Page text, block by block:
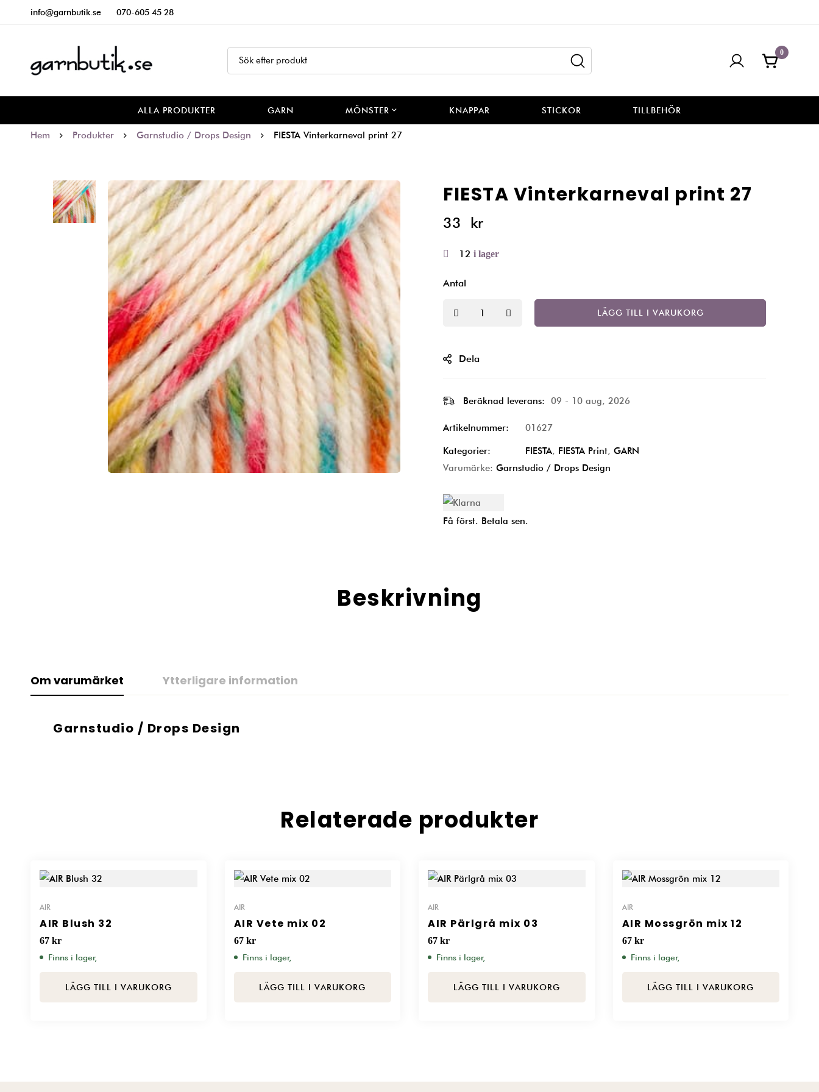
info@garnbutik.se 070-605 45 28
0
ALLA PRODUKTER GARN MÖNSTER KNAPPAR STICKOR TILLBEHÖR
Hem Produkter Garnstudio / Drops Design FIESTA Vinterkarneval print 27
FIESTA Vinterkarneval print 27
33 kr
12 i lager
Antal
LÄGG TILL I VARUKORG
Dela
Beräknad leverans: 09 - 10 aug, 2026
Artikelnummer: 01627
Kategorier: FIESTA, FIESTA Print, GARN
Varumärke: Garnstudio / Drops Design
Få först. Betala sen.
Beskrivning
Om varumärket Ytterligare information
Garnstudio / Drops Design
Relaterade produkter
AIR
AIR Blush 32
67 kr
Finns i lager,
LÄGG TILL I VARUKORG
AIR
AIR Vete mix 02
67 kr
Finns i lager,
LÄGG TILL I VARUKORG
AIR
AIR Pärlgrå mix 03
67 kr
Finns i lager,
LÄGG TILL I VARUKORG
AIR
AIR Mossgrön mix 12
67 kr
Finns i lager,
LÄGG TILL I VARUKORG